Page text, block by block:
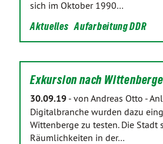
sich im Oktober 1990…
Aktuelles Aufarbeitung DDR
Exkursion nach Wittenberge
30.09.19 - von Andreas Otto -
Digitalbranche wurden dazu
Wittenberge zu testen. Die
Räumlichkeiten in der…